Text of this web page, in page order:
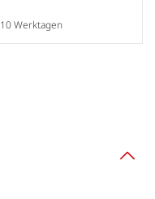
Werktagen